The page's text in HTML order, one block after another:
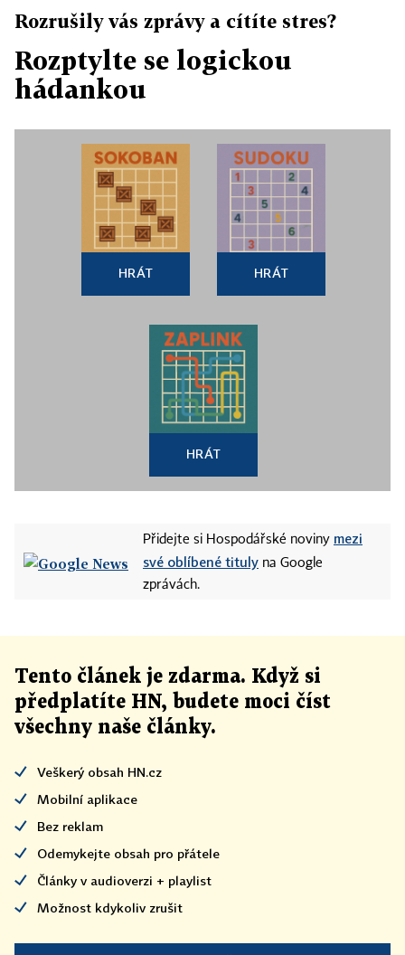
Rozrušily vás zprávy a cítíte stres?
Rozptylte se logickou
hádankou
HRÁT HRÁT
HRÁT
Přidejte si Hospodářské noviny mezi
své oblíbené tituly na Google
zprávách.
Tento článek je zdarma. Když si
předplatíte HN, budete moci číst
všechny naše články.
Veškerý obsah HN.cz
Mobilní aplikace
Bez reklam
Odemykejte obsah pro přátele
Články v audioverzi + playlist
Možnost kdykoliv zrušit